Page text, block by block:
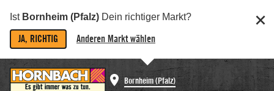
Ist Bornheim (Pfalz) Dein richtiger Markt?
JA, RICHTIG Anderen Markt wählen
Bornheim (Pfalz)